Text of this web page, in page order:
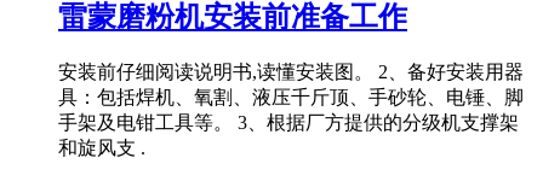
雷蒙磨粉机安装前准备工作
安装前仔细阅读说明书,读懂安装图。 2、备好安装用器
具：包括焊机、氧割、液压千斤顶、手砂轮、电锤、脚
手架及电钳工具等。 3、根据厂方提供的分级机支撑架
和旋风支 .